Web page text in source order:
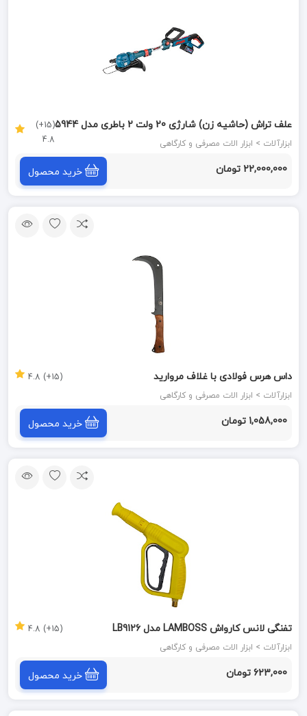
علف تراش (حاشیه زن) شارژی 20 ولت 2 باطری مدل 5944
آروا ARVA
ابزارآلات > ابزار الات مصرفی و کارگاهی
(15+)
4.8
22,000,000 تومان خرید محصول
داس هرس فولادی با غلاف مروارید
ابزارآلات > ابزار الات مصرفی و کارگاهی
(15+) 4.8
1,058,000 تومان خرید محصول
تفنگی لانس کارواش LAMBOSS مدل LB9126
ابزارآلات > ابزار الات مصرفی و کارگاهی
(15+) 4.8
623,000 تومان خرید محصول